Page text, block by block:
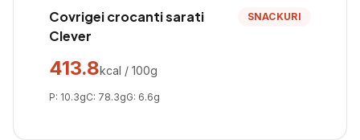
Covrigei crocanti sarati
Clever
SNACKURI
413.8kcal / 100g
P: 10.3gC: 78.3gG: 6.6g